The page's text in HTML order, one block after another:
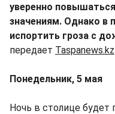
уверенно
значениям. Однако в
испортить гроза с
передает Taspanews.kz
Понедельник, 5 мая
Ночь в столице будет